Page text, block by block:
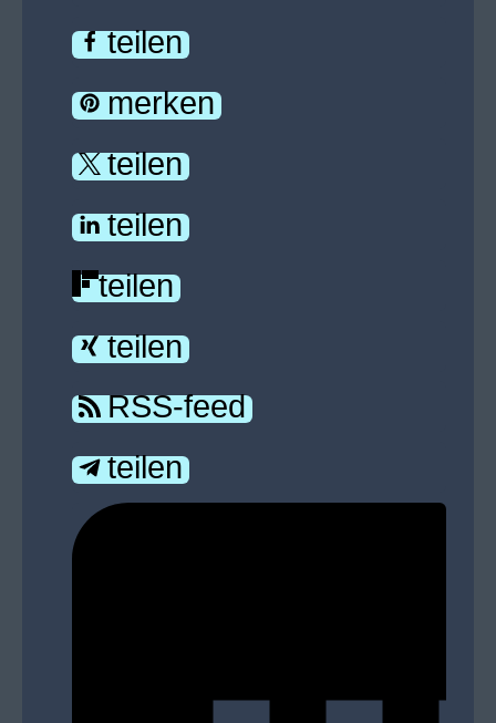
teilen
merken
teilen
teilen
teilen
teilen
RSS-feed
teilen